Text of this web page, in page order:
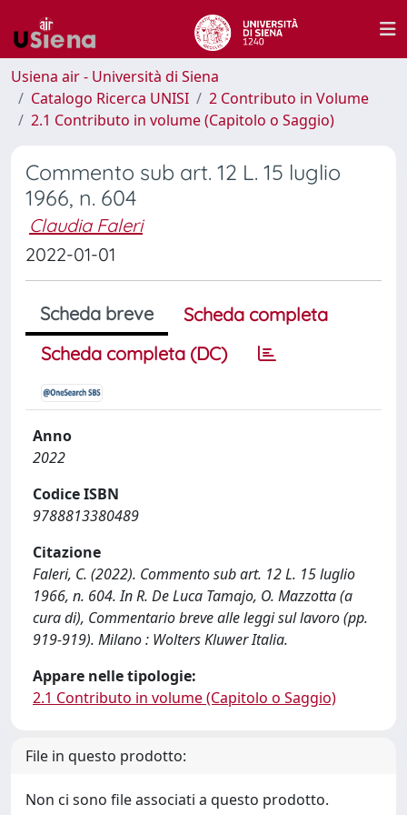
Usiena air - Università di Siena
Catalogo Ricerca UNISI
2 Contributo in Volume
2.1 Contributo in volume (Capitolo o Saggio)
Commento sub art. 12 L. 15 luglio
1966, n. 604
Claudia Faleri
2022-01-01
Scheda breve
Scheda completa
Scheda completa (DC)
Anno
2022
Codice ISBN
9788813380489
Citazione
Faleri, C. (2022). Commento sub art. 12 L. 15 luglio
1966, n. 604. In R. De Luca Tamajo, O. Mazzotta (a
cura di), Commentario breve alle leggi sul lavoro (pp.
919-919). Milano : Wolters Kluwer Italia.
Appare nelle tipologie:
2.1 Contributo in volume (Capitolo o Saggio)
File in questo prodotto:
Non ci sono file associati a questo prodotto.